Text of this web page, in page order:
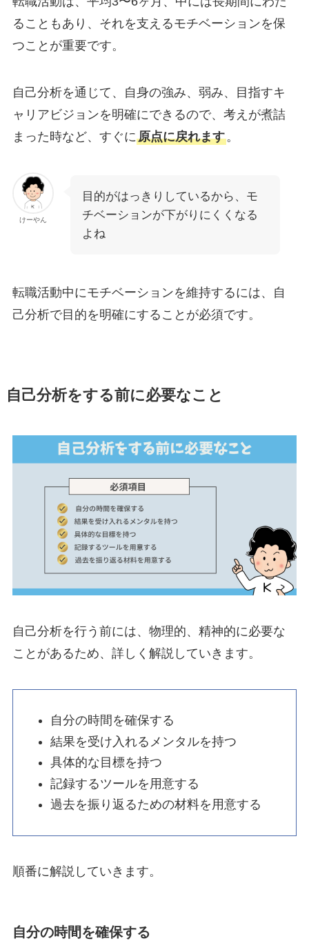
ることもあり、それを支えるモチベーションを保
つことが重要です。
自己分析を通じて、自身の強み、弱み、目指すキ
ャリアビジョンを明確にできるので、考えが煮詰
まった時など、すぐに原点に戻れます。
けーやん
目的がはっきりしているから、モ
チベーションが下がりにくくなる
よね
転職活動中にモチベーションを維持するには、自
己分析で目的を明確にすることが必須です。
自己分析をする前に必要なこと
自己分析を行う前には、物理的、精神的に必要な
ことがあるため、詳しく解説していきます。
自分の時間を確保する
結果を受け入れるメンタルを持つ
具体的な目標を持つ
記録するツールを用意する
過去を振り返るための材料を用意する
順番に解説していきます。
自分の時間を確保する